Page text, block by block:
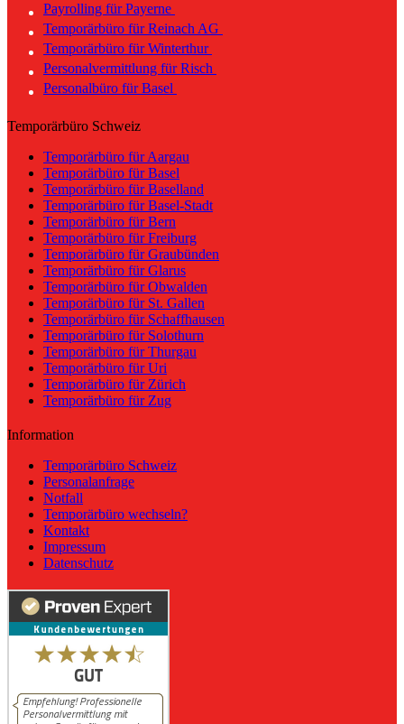
Payrolling für Payerne
Temporärbüro für Reinach AG
Temporärbüro für Winterthur
Personalvermittlung für Risch
Personalbüro für Basel
Temporärbüro Schweiz
Temporärbüro für Aargau
Temporärbüro für Basel
Temporärbüro für Baselland
Temporärbüro für Basel-Stadt
Temporärbüro für Bern
Temporärbüro für Freiburg
Temporärbüro für Graubünden
Temporärbüro für Glarus
Temporärbüro für Obwalden
Temporärbüro für St. Gallen
Temporärbüro für Schaffhausen
Temporärbüro für Solothurn
Temporärbüro für Thurgau
Temporärbüro für Uri
Temporärbüro für Zürich
Temporärbüro für Zug
Information
Temporärbüro Schweiz
Personalanfrage
Notfall
Temporärbüro wechseln?
Kontakt
Impressum
Datenschutz